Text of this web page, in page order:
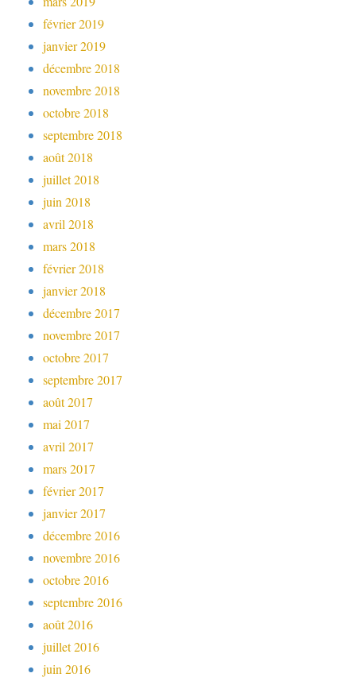
février 2019
janvier 2019
décembre 2018
novembre 2018
octobre 2018
septembre 2018
août 2018
juillet 2018
juin 2018
avril 2018
mars 2018
février 2018
janvier 2018
décembre 2017
novembre 2017
octobre 2017
septembre 2017
août 2017
mai 2017
avril 2017
mars 2017
février 2017
janvier 2017
décembre 2016
novembre 2016
octobre 2016
septembre 2016
août 2016
juillet 2016
juin 2016